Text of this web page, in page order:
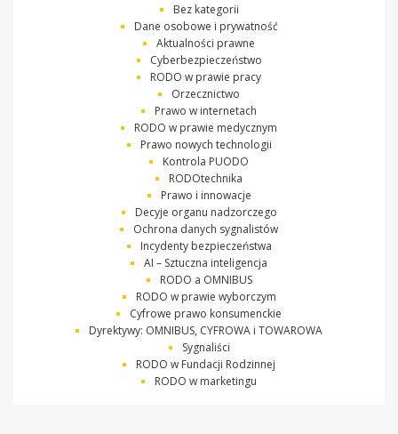
Bez kategorii
Dane osobowe i prywatność
Aktualności prawne
Cyberbezpieczeństwo
RODO w prawie pracy
Orzecznictwo
Prawo w internetach
RODO w prawie medycznym
Prawo nowych technologii
Kontrola PUODO
RODOtechnika
Prawo i innowacje
Decyje organu nadzorczego
Ochrona danych sygnalistów
Incydenty bezpieczeństwa
AI – Sztuczna inteligencja
RODO a OMNIBUS
RODO w prawie wyborczym
Cyfrowe prawo konsumenckie
Dyrektywy: OMNIBUS, CYFROWA i TOWAROWA
Sygnaliści
RODO w Fundacji Rodzinnej
RODO w marketingu